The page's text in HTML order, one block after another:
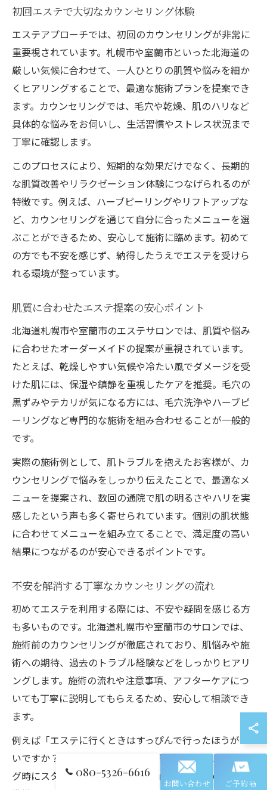
初回エステで大切なカウンセリング体験
エステアプローチでは、初回のカウンセリングが非常に
重要視されています。札幌市や室蘭市といった北海道の
厳しい気候に合わせて、一人ひとりの肌質や悩みを細か
くヒアリングすることで、最適な施術プランを提案でき
ます。カウンセリングでは、毛穴や乾燥、肌のハリなど
具体的な悩みをお伺いし、生活習慣やストレス状況まで
丁寧に確認します。
このプロセスにより、短期的な効果だけでなく、長期的
な肌質改善やリラクゼーション体験につなげられるのが
特徴です。例えば、ハーブピーリングやリフトアップな
ど、カウンセリングを通じて自分に合ったメニューを選
ぶことができるため、安心して施術に臨めます。初めて
の方でも不安を感じず、納得したうえでエステを受けら
れる環境が整っています。
肌質に合わせたエステ提案の安心ポイント
北海道札幌市や室蘭市のエステサロンでは、肌質や悩み
に合わせたオーダーメイドの提案が重視されています。
たとえば、乾燥しやすい気候や冷たい風でダメージを受
けた肌には、保湿や鎮静を重視したケアを推奨。毛穴の
黒ずみやテカリが気になる方には、毛穴洗浄やハーブピ
ーリングなど専門的な施術を組み合わせることが一般的
です。
実際の施術例として、肌トラブルを抱えたお客様が、カ
ウンセリングで悩みをしっかり伝えたことで、最適なメ
ニューを提案され、数回の通院で肌の明るさやハリを実
感したという声も多く寄せられています。個別の肌状態
に合わせてメニューを組み立てることで、満足度の高い
結果につながるのが安心できるポイントです。
不安を解消する丁寧なカウンセリングの流れ
初めてエステを利用する際には、不安や疑問を感じる方
も多いものです。北海道札幌市や室蘭市のサロンでは、
施術前のカウンセリングが徹底されており、肌悩みや施
術への期待、過去のトラブル経験などをしっかりヒアリ
ングします。施術の流れや注意事項、アフターケアにつ
いても丁寧に説明してもらえるため、安心して相談でき
ます。
例えば「エステに行くときはすっぴんで行ったほうがい
いですか？」といったよくある疑問にも、カウンセリン
グ時にスタッフが具体的にアドバイス。施術前の正しい
080-5326-6616
お問い合わせ ご予約